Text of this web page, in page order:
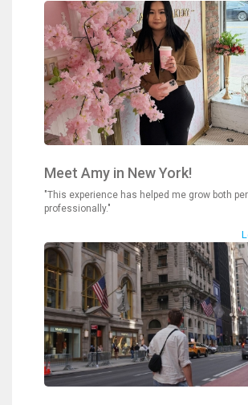
Meet Amy in New York!
"This experience has helped me grow both
professionally."